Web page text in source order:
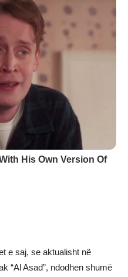
e saj, se aktualisht në
“Al Asad”, ndodhen shumë